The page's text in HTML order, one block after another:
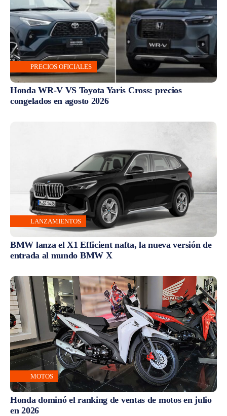
PRECIOS OFICIALES
Honda WR-V VS Toyota Yaris Cross: precios
congelados en agosto 2026
LANZAMIENTOS
BMW lanza el X1 Efficient nafta, la nueva versión de
entrada al mundo BMW X
MOTOS
Honda dominó el ranking de ventas de motos en julio
en 2026